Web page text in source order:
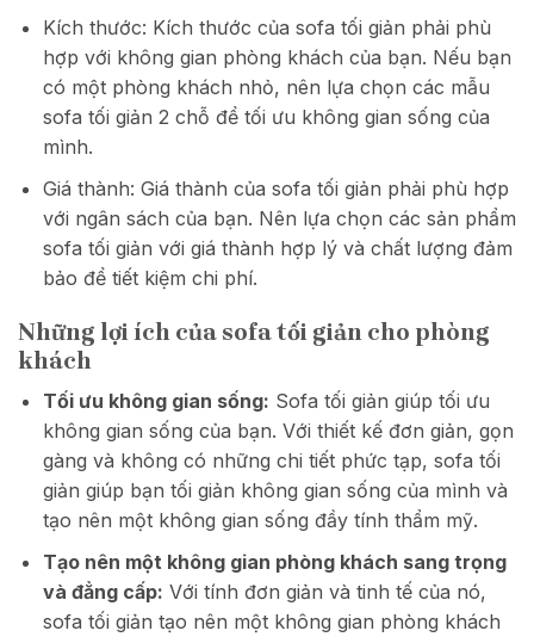
Kích thước: Kích thước của sofa tối giản phải phù
hợp với không gian phòng khách của bạn. Nếu bạn
có một phòng khách nhỏ, nên lựa chọn các mẫu
sofa tối giản 2 chỗ để tối ưu không gian sống của
mình.
Giá thành: Giá thành của sofa tối giản phải phù hợp
với ngân sách của bạn. Nên lựa chọn các sản phẩm
sofa tối giản với giá thành hợp lý và chất lượng đảm
bảo để tiết kiệm chi phí.
Những lợi ích của sofa tối giản cho phòng
khách
Tối ưu không gian sống: Sofa tối giản giúp tối ưu
không gian sống của bạn. Với thiết kế đơn giản, gọn
gàng và không có những chi tiết phức tạp, sofa tối
giản giúp bạn tối giản không gian sống của mình và
tạo nên một không gian sống đầy tính thẩm mỹ.
Tạo nên một không gian phòng khách sang trọng
và đẳng cấp: Với tính đơn giản và tinh tế của nó,
sofa tối giản tạo nên một không gian phòng khách